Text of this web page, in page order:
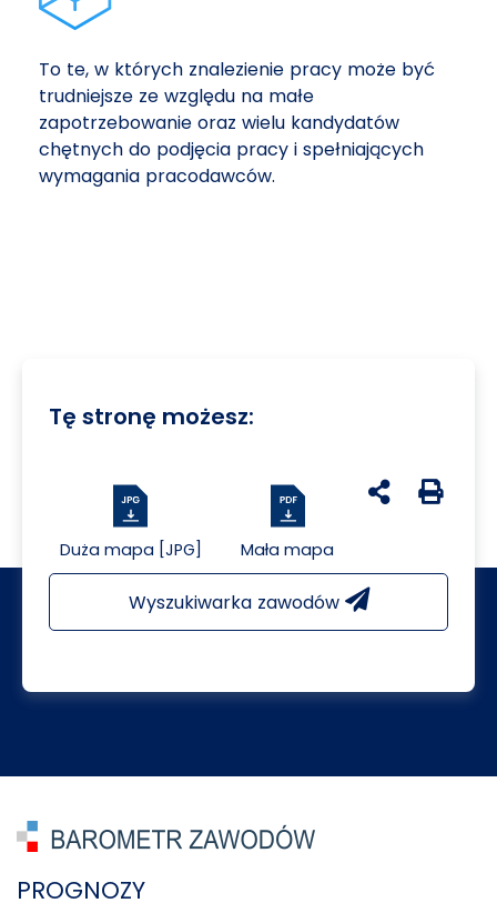
To te, w których znalezienie pracy może być
trudniejsze ze względu na małe
zapotrzebowanie oraz wielu kandydatów
chętnych do podjęcia pracy i spełniających
wymagania pracodawców.
Tę stronę możesz:
Duża mapa [JPG] Mała mapa
udostępnij na
Generuj
Wyszukiwarka zawodów
PROGNOZY